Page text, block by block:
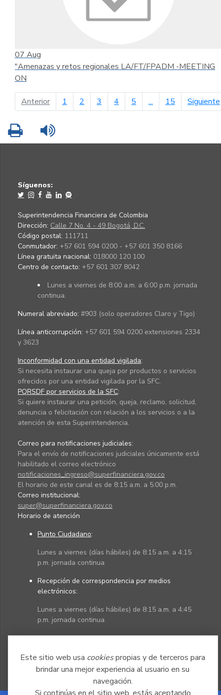
Este sitio web usa cookiespropias y de terceros para
brindar una mejor experiencia al usuario en su
navegación.
07 Aug
"Amenazas y retos regionales LA/FT/FPADM -MEETING
ON
Anteriorpágina anterior
1 2 3 4 5 ... 15 Siguiente
Imprimir
Síguenos:
Superintendencia Financiera de Colombia
Dirección: Calle 7 No. 4 - 49 Bogotá, D.C.
Código postal: 111711
Conmutador: +57 601 594 0200 - +57 601 350 8166
Línea gratuita nacional: 018000 120 100
Centro de contacto: +57 601 307 8042
Lunes a viernes de 8:00 a.m. a 6:00 p.m. jornada
continua.
Numeral abreviado: #903 (solo operadores Claro y Tigo)
Línea anticorrupción: +57 601 594 0200 extensiones 2334
y 3623
Inconformidad con una entidad vigilada:
Si necesita instaurar una queja por productos o servicios
ofrecidos por una entidad vigilada por la SFC.
PQRSDF por servicios de la SFC:
Si quiere instaurar una petición, queja, reclamo, solicitud,
denuncia o felicitación con relación a los servicios o a la
atención de esta Superintendencia.
Correo para notificaciones judiciales:
Para el envío de notificaciones judiciales únicamente está
habilitado el correo electrónico
notificaciones_ingreso@superfinanciera.gov.co
El horario de este canal es de 8:15 a.m. a 5:00 p.m.
Correo institucional:
super@superfinanciera.gov.co
Horario de atención
Punto Ciudadano:
Lunes a viernes (días hábiles) de 8:15 a.m. a 4:15
p.m. jornada continua
Recepción de correspondencia por medios
electrónicos:
Lunes a viernes (días hábiles) de 8:15 a.m. a 4:45
p.m. jornada continua